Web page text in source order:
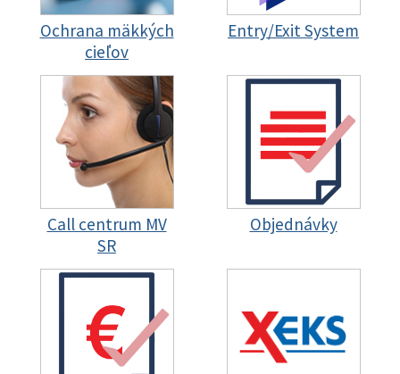
Ochrana mäkkých
cieľov
Entry/Exit System
Call centrum MV
SR
Objednávky